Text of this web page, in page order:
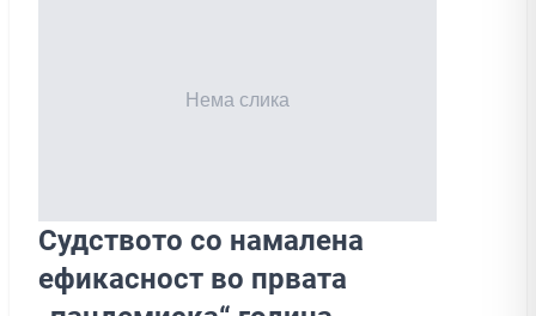
Судството со намалена
ефикасност во првата